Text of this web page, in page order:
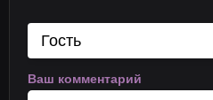
Ваш комментарий